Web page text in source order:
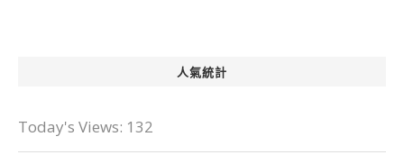
人氣統計
Today's Views: 132